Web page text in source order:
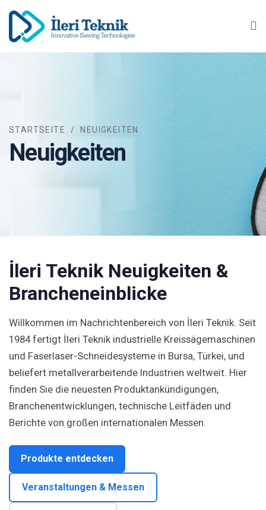
STARTSEITE / NEUIGKEITEN
Neuigkeiten
İleri Teknik Neuigkeiten &
Brancheneinblicke
Willkommen im Nachrichtenbereich von İleri Teknik. Seit
1984 fertigt İleri Teknik industrielle Kreissägemaschinen
und Faserlaser-Schneidesysteme in Bursa, Türkei, und
beliefert metallverarbeitende Industrien weltweit. Hier
finden Sie die neuesten Produktankündigungen,
Branchenentwicklungen, technische Leitfäden und
Berichte von großen internationalen Messen.
Produkte entdecken
Veranstaltungen & Messen